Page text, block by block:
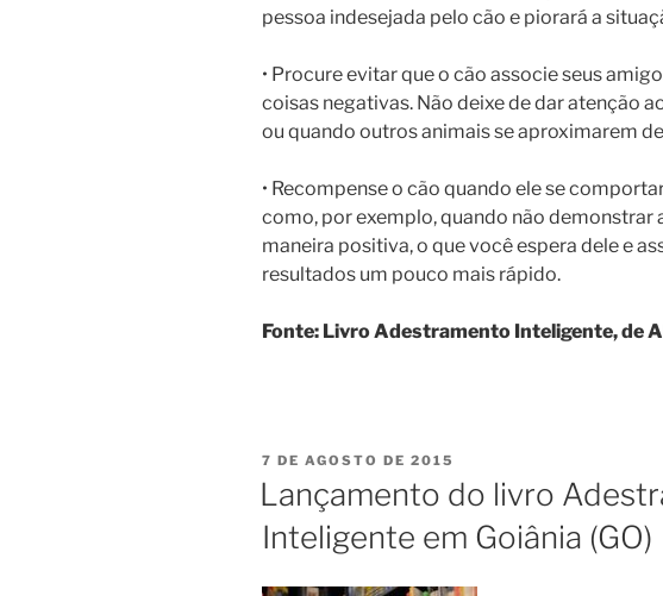
pessoa indesejada pelo cão e piorará a
• Procure evitar que o cão associe seus
coisas negativas. Não deixe de dar atenção
ou quando outros animais se aproximarem
• Recompense o cão quando ele se
como, por exemplo, quando não demonstrar
maneira positiva, o que você espera dele e
resultados um pouco mais rápido.
Fonte: Livro Adestramento Inteligente, de
7 DE AGOSTO DE 2015
Lançamento do livro
Inteligente em Goiânia (GO)